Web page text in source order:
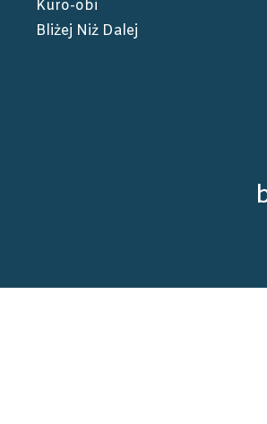
Kuro-obi
Bliżej Niż Dalej